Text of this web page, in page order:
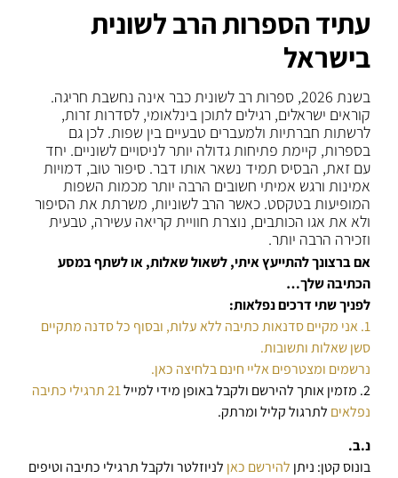
עתיד הספרות הרב לשונית
בישראל
בשנת 2026, ספרות רב לשונית כבר אינה נחשבת חריגה.
קוראים ישראלים, רגילים לתוכן בינלאומי, לסדרות זרות,
לרשתות חברתיות ולמעברים טבעיים בין שפות. לכן גם
בספרות, קיימת פתיחות גדולה יותר לניסויים לשוניים. יחד
עם זאת, הבסיס תמיד נשאר אותו דבר. סיפור טוב, דמויות
אמינות ורגש אמיתי חשובים הרבה יותר מכמות השפות
המופיעות בטקסט. כאשר הרב לשוניות, משרתת את הסיפור
ולא את אגו הכותבים, נוצרת חוויית קריאה עשירה, טבעית
וזכירה הרבה יותר.
אם ברצונך להתייעץ איתי, לשאול שאלות, או לשתף במסע
הכתיבה שלך…
לפניך שתי דרכים נפלאות:
1. אני מקיים סדנאות כתיבה ללא עלות, ובסוף כל סדנה מתקיים
סשן שאלות ותשובות.
נרשמים ומצטרפים אליי חינם בלחיצה כאן.
2. מזמין אותך להירשם ולקבל באופן מידי למייל
21 תרגילי כתיבה
נפלאים לתרגול קליל ומרתק.
נ.ב.
בונוס קטן: ניתן להירשם כאן לניוזלטר ולקבל תרגילי כתיבה וטיפים